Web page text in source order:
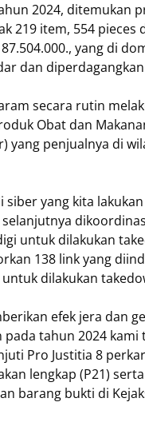
2024, ditemukan
219 item, 554 pieces
yang di
dan
secara rutin
Obat dan
yang penjualnya di
siber yang kita
untuk dilakukan
138 link yang
dilakukan
efek jera dan
pada tahun 2024 kami
Pro Justitia 8
lengkap (P21)
barang bukti di